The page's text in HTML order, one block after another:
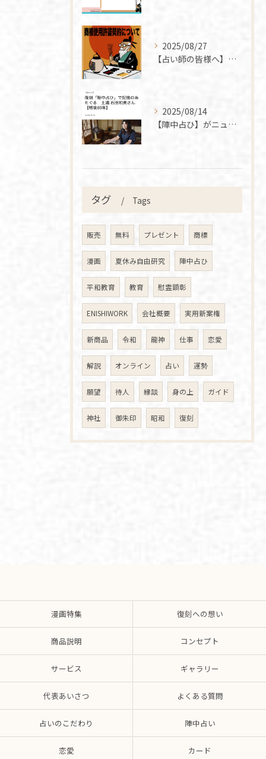
2025/08/27
【占い師の皆様へ】商標使用許諾契約について
2025/08/14
【陣中占ひ】がニュースつくばの記事に掲載されました
タグ Tags
販売 無料 プレゼント 商標
漫画 夏休み自由研究 陣中占ひ
平和教育 教育 慰霊顕彰
ENISHIWORK 会社概要 実用新案権
新商品 令和 龍神 仕事 恋愛
解説 オンライン 占い 運勢
願望 待人 縁談 身の上 ガイド
神社 御朱印 昭和 復刻
漫画特集 復刻への想い
商品説明 コンセプト
サービス ギャラリー
代表あいさつ よくある質問
占いのこだわり 陣中占い
恋愛 カード